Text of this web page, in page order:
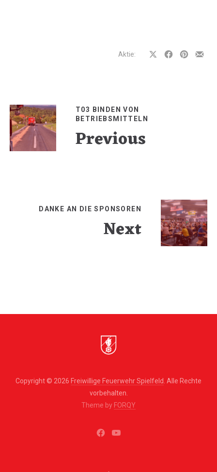
Aktie:
Auf
Auf
Auf
Teilen
T03 BINDEN VON
BETRIEBSMITTELN
Previous
DANKE AN DIE SPONSOREN
Next
Copyright © 2026 Freiwillige Feuerwehr Spielfeld. Alle Rechte
vorbehalten.
Theme by FORQY
New New